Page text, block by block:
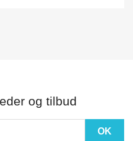
og tilbud